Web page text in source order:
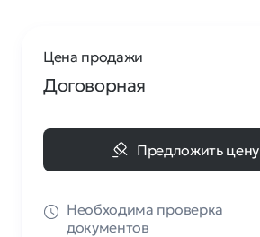
Цена продажи
Договорная
Предложить цену
Необходима проверка
документов